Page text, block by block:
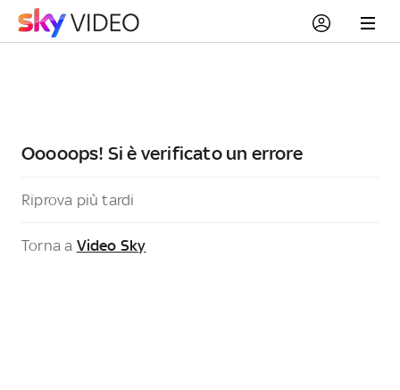
Ooooops! Si è verificato un errore
Riprova più tardi
Torna a Video Sky